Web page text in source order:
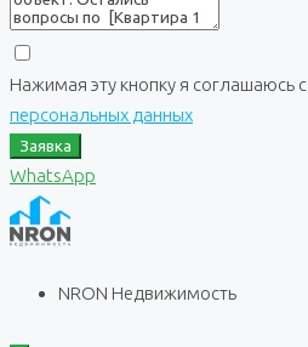
Нажимая эту кнопку я соглашаюсь с
персональных данных
Заявка
WhatsApp
NRON Недвижимость